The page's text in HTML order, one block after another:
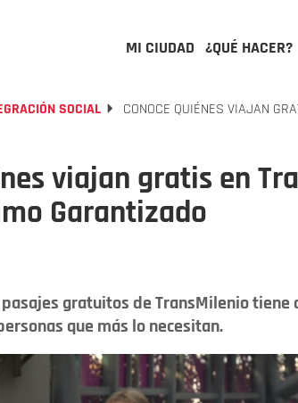
MI CIUDAD ¿QUÉ HACER?
SOCIAL CONOCE QUIÉNES VIAJAN
viajan gratis en
Garantizado
pasajes gratuitos de TransMilenio
que más lo necesitan.